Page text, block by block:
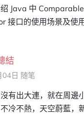
Java 中
接口的使用场景及使用
結
04日 随笔
有出大連，就在周邊
冷不熱，天空蔚藍，